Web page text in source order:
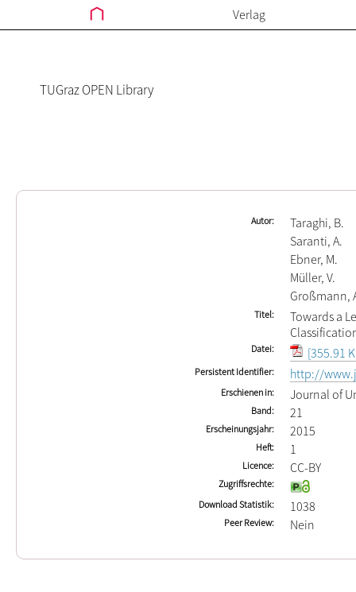
Verlag
TUGraz OPEN Library
Autor
Taraghi, B.
Saranti, A.
Ebner, M.
Müller, V.
Großmann,
Titel
Towards a
Datei [355.91
Persistent Identifier http://
Erschienen in Journal of
Band 21
Erscheinungsjahr 2015
Heft 1
Licence CC-BY
Zugriffsrechte
Download Statistik
1038
Peer Review Nein